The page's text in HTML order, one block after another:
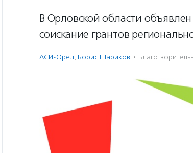
В Орловской области
соискание грантов
АСИ-Орел, Борис Шариков ·